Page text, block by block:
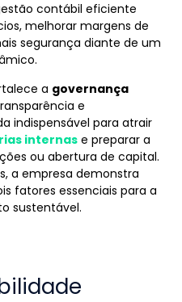
contábil eficiente
melhorar margens de
segurança diante de um
a governança
e
indispensável para atrair
internas e preparar a
ou abertura de capital.
a empresa demonstra
fatores essenciais para a
sustentável.